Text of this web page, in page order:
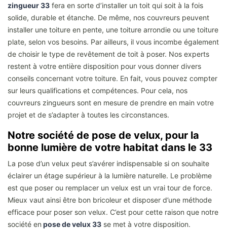
zingueur 33 fera en sorte d’installer un toit qui soit à la fois
solide, durable et étanche. De même, nos couvreurs peuvent
installer une toiture en pente, une toiture arrondie ou une toiture
plate, selon vos besoins. Par ailleurs, il vous incombe également
de choisir le type de revêtement de toit à poser. Nos experts
restent à votre entière disposition pour vous donner divers
conseils concernant votre toiture. En fait, vous pouvez compter
sur leurs qualifications et compétences. Pour cela, nos
couvreurs zingueurs sont en mesure de prendre en main votre
projet et de s’adapter à toutes les circonstances.
Notre société de pose de velux, pour la
bonne lumière de votre habitat dans le 33
La pose d’un velux peut s’avérer indispensable si on souhaite
éclairer un étage supérieur à la lumière naturelle. Le problème
est que poser ou remplacer un velux est un vrai tour de force.
Mieux vaut ainsi être bon bricoleur et disposer d’une méthode
efficace pour poser son velux. C’est pour cette raison que notre
société en pose de velux 33 se met à votre disposition.